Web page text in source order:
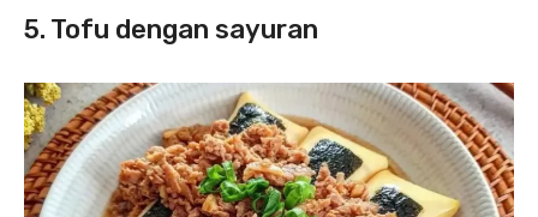
5. Tofu dengan sayuran